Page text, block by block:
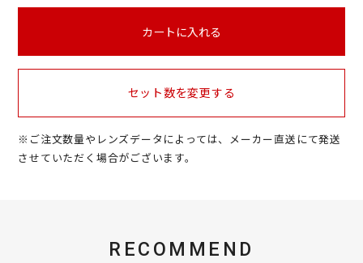
カートに入れる
セット数を変更する
※ご注文数量やレンズデータによっては、メーカー直送にて発送
させていただく場合がございます。
RECOMMEND